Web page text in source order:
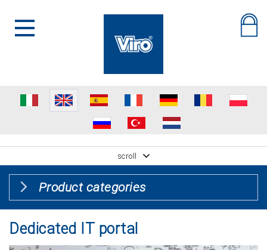
scroll
Product categories
Dedicated IT portal